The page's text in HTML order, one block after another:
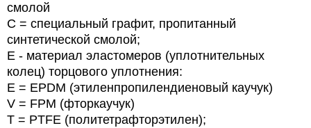
смолой
С = специальный графит, пропитанный
синтетической смолой;
E - материал эластомеров (уплотнительных
колец) торцового уплотнения:
E = EPDM (этиленпропилендиеновый каучук)
V = FPM (фторкаучук)
T = PTFE (политетрафторэтилен);